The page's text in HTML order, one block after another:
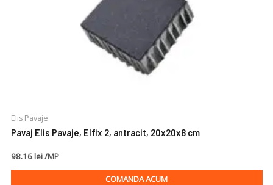
Elis Pavaje
Pavaj Elis Pavaje, Elfix 2, antracit, 20x20x8 cm
98.16 lei /MP
COMANDA ACUM